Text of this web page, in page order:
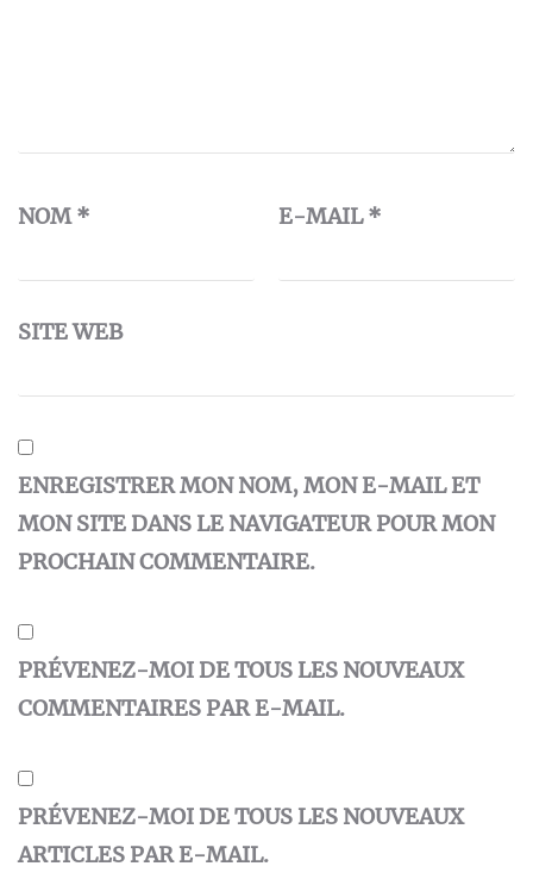
NOM* E-MAIL*
SITE WEB
ENREGISTRER MON NOM, MON E-MAIL ET
MON SITE DANS LE NAVIGATEUR POUR MON
PROCHAIN COMMENTAIRE.
PRÉVENEZ-MOI DE TOUS LES NOUVEAUX
COMMENTAIRES PAR E-MAIL.
PRÉVENEZ-MOI DE TOUS LES NOUVEAUX
ARTICLES PAR E-MAIL.